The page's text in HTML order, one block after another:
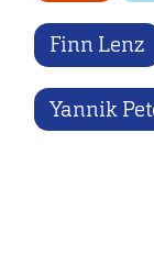
Finn Lenz
Yannik